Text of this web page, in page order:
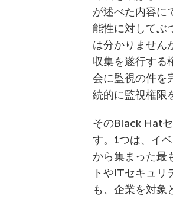
が述べた内容に
能性に対してぶ
は分かりません
収集を遂行する
会に監視の件を
続的に監視権限
そのBlack Hat
す。1つは、イ
から集まった最
トやITセキュリ
も、企業を対象